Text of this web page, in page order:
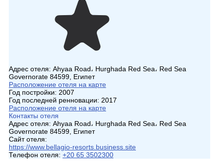
Адрес отеля: Ahyaa Road، Hurghada Red Sea، Red Sea
Governorate 84599, Египет
Расположение отеля на карте
Год постройки: 2007
Год последней ренновации: 2017
Расположение отеля на карте
Контакты отеля
Адрес отеля: Ahyaa Road، Hurghada Red Sea، Red Sea
Governorate 84599, Египет
Сайт отеля:
https://www.bellagio-resorts.business.site
Телефон отеля: +20 65 3502300